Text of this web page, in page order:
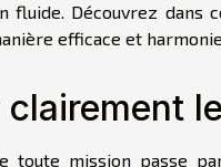
fluide. Découvrez
efficace et
toute mission passe